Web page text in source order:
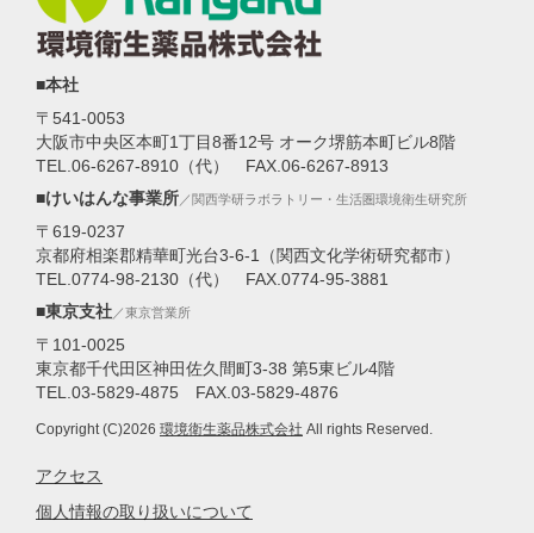
■本社
〒541-0053
大阪市中央区本町1丁目8番12号 オーク堺筋本町ビル8階
TEL.06-6267-8910（代） FAX.06-6267-8913
■けいはんな事業所 ／関西学研ラボラトリー・生活圏環境衛生研究所
〒619-0237
京都府相楽郡精華町光台3-6-1（関西文化学術研究都市）
TEL.0774-98-2130（代） FAX.0774-95-3881
■東京支社 ／東京営業所
〒101-0025
東京都千代田区神田佐久間町3-38 第5東ビル4階
TEL.03-5829-4875 FAX.03-5829-4876
Copyright (C)2026 環境衛生薬品株式会社 All rights Reserved.
アクセス
個人情報の取り扱いについて